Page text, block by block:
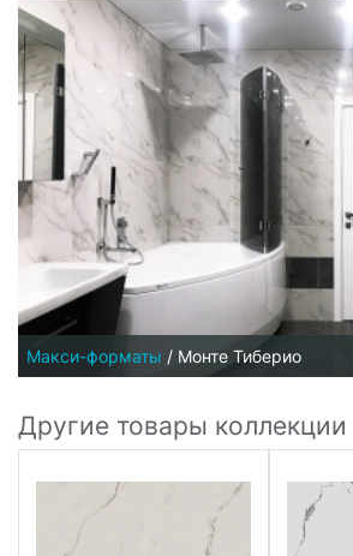
Макси-форматы / Монте Тиберио
Другие товары коллекции